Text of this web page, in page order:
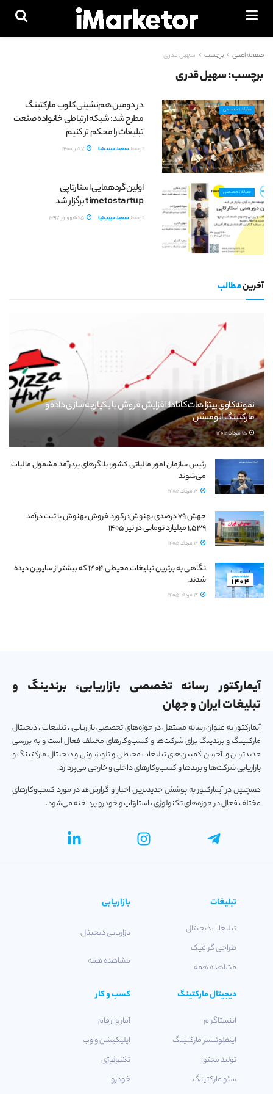
صفحه اصلی برچسب سهیل قدری
برچسب:سهیل قدری
مقاله تخصصی
در دومین هم‌نشینی کلوب مارکتینگ
مطرح شد: شبکه ارتباطی خانواده صنعت
تبلیغات را محکم تر کنیم
توسط سعید حبیب‌نیا 7 تیر 1400
مقاله تخصصی
اولین گردهمایی استارتاپی
timetostartup برگزار شد
توسط سعید حبیب‌نیا 25 شهریور 1397
آخرینمطالب
نمونه‌کاوی پیتزا هات کانادا؛ افزایش فروش با یکپارچه‌سازی داده و
مارکتینگ اتومیشن
15 مرداد 1405
رئیس سازمان امور مالیاتی کشور: بلاگرهای پردرآمد مشمول مالیات
می‌شوند
جهش ۷۹ درصدی بهنوش؛ رکورد فروش بهنوش با ثبت درآمد
۱٬۵۳۹ میلیارد تومانی در تیر ۱۴۰۵
نگاهی به برترین تبلیغات محیطی ۱۴۰۴ که بیشتر از سایرین دیده
شدند.
آیمارکتور رسانه تخصصی بازاریابی، برندینگ و
تبلیغات ایران و جهان
آیمارکتور به عنوان رسانه مستقل در حوزه‌های تخصصی بازاریابی ، تبلیغات ، دیجیتال
مارکتینگ و برندینگ برای شرکت‌ها و کسب‌و‌کارهای مختلف فعال است و به بررسی
جدیدترین و آخرین کمپین‌های تبلیغات محیطی و تلویزیونی و دیجیتال مارکتینگ و
بازاریابی شرکت‌ها و برندها و کسب‌و‌کارهای داخلی و خارجی می‌پردازد.
همچنین در آیمارکتور به پوشش جدیدترین اخبار و گزارش‌ها در مورد کسب‌و‎کارهای
مختلف فعال در حوزه‌های تکنولوژی ، استارتاپ و خودرو پرداخته می‌شود.
تبلیغات
تبلیغات دیجیتال
طراحی گرافیک
مشاهده همه
بازاریابی
بازاریابی دیجیتال
مشاهده همه
دیجیتال مارکتینگ
اینستاگرام
اینفلوئنسر مارکتینگ
تولید محتوا
سئو مارکتینگ
کسب و کار
آمار و ارقام
اپلیکیشن و وب
تکنولوژی
خودرو